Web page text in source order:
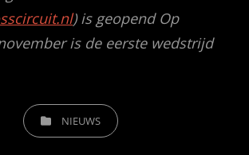
) is geopend Op
is de eerste wedstrijd
CATEGORIEËNNIEUWS